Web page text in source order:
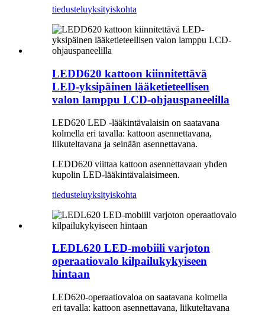
tiedusteluyksityiskohta
LEDD620 kattoon kiinnitettävä
LED-yksipäinen lääketieteellisen
valon lamppu LCD-ohjauspaneelilla
LED620 LED -lääkintävalaisin on saatavana
kolmella eri tavalla: kattoon asennettavana,
liikuteltavana ja seinään asennettavana.
LEDD620 viittaa kattoon asennettavaan yhden
kupolin LED-lääkintävalaisimeen.
tiedusteluyksityiskohta
LEDL620 LED-mobiili varjoton
operaatiovalo kilpailukykyiseen
hintaan
LED620-operaatiovaloa on saatavana kolmella
eri tavalla: kattoon asennettavana, liikuteltavana